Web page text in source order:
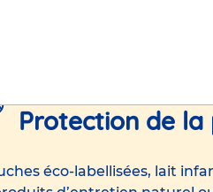
Protection de la
éco-labellisées, lait